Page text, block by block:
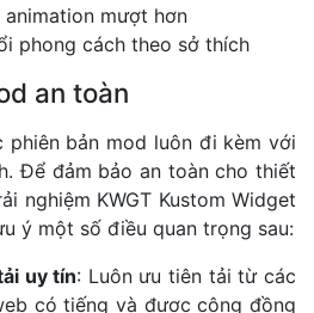
animation mượt hơn
phong cách theo sở thích
an toàn
bản mod luôn đi kèm với
Để đảm bảo an toàn cho thiết
nghiệm KWGT Kustom Widget
ý một số điều quan trọng sau:
uy tín: Luôn ưu tiên tải từ các
có tiếng và được cộng đồng